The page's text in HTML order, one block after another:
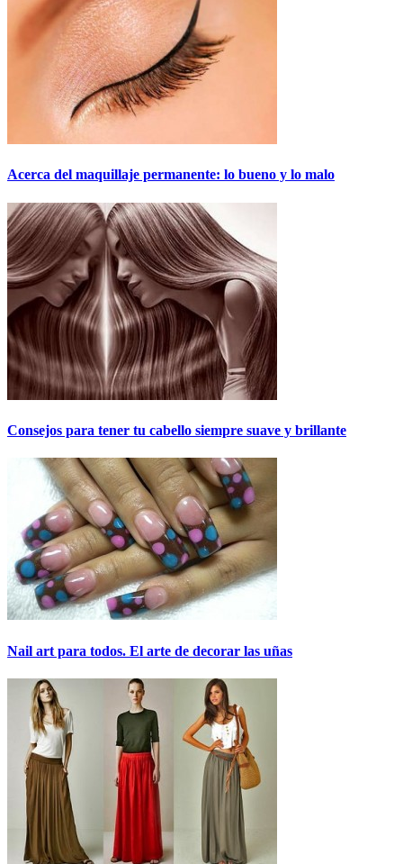
Acerca del maquillaje permanente: lo bueno y lo malo
Consejos para tener tu cabello siempre suave y brillante
Nail art para todos. El arte de decorar las uñas